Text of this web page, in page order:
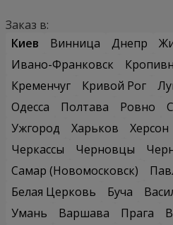
Заказ в:
Киев
Винница Днепр
Ивано-Франковск
Кременчуг
Кривой Рог
Одесса
Полтава Ровно
Ужгород
Харьков Херсон
Черкассы
Черновцы
Самар (Новомосковск)
Белая Церковь
Буча
Умань
Варшава Прага